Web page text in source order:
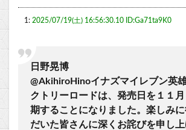
1: 2025/07/19(土) 16:56:30.10 ID:Ga71ta9K0
日野晃博
@AkihiroHinoイナズマイレブン英
クトリーロードは、発売日を１１
期することになりました。楽しみ
だいた皆さんに深くお詫びを申し